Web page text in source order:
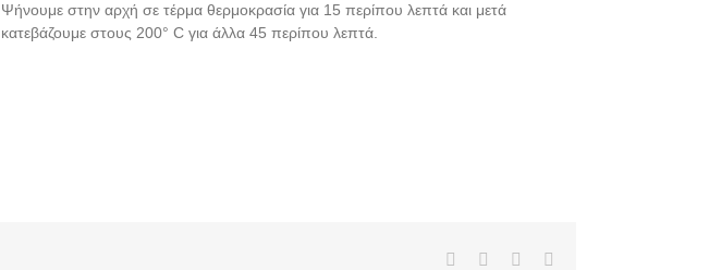
Ψήνουμε στην αρχή σε τέρμα θερμοκρασία για 15 περίπου λεπτά και μετά
κατεβάζουμε στους 200° C για άλλα 45 περίπου λεπτά.
Facebook Pinterest